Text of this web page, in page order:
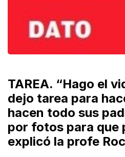
TAREA. “Hago el
dejo tarea para
hacen todo sus
por fotos para que
explicó la profe